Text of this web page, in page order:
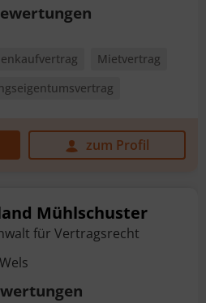
Mietvertrag
zum Profil
Mühlschuster
für Vertragsrecht